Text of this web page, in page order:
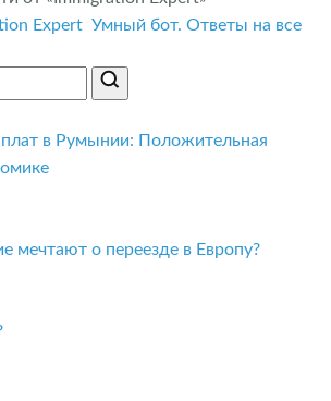
Expert Умный бот. Ответы на все
плат в Румынии: Положительная
мечтают о переезде в Европу?